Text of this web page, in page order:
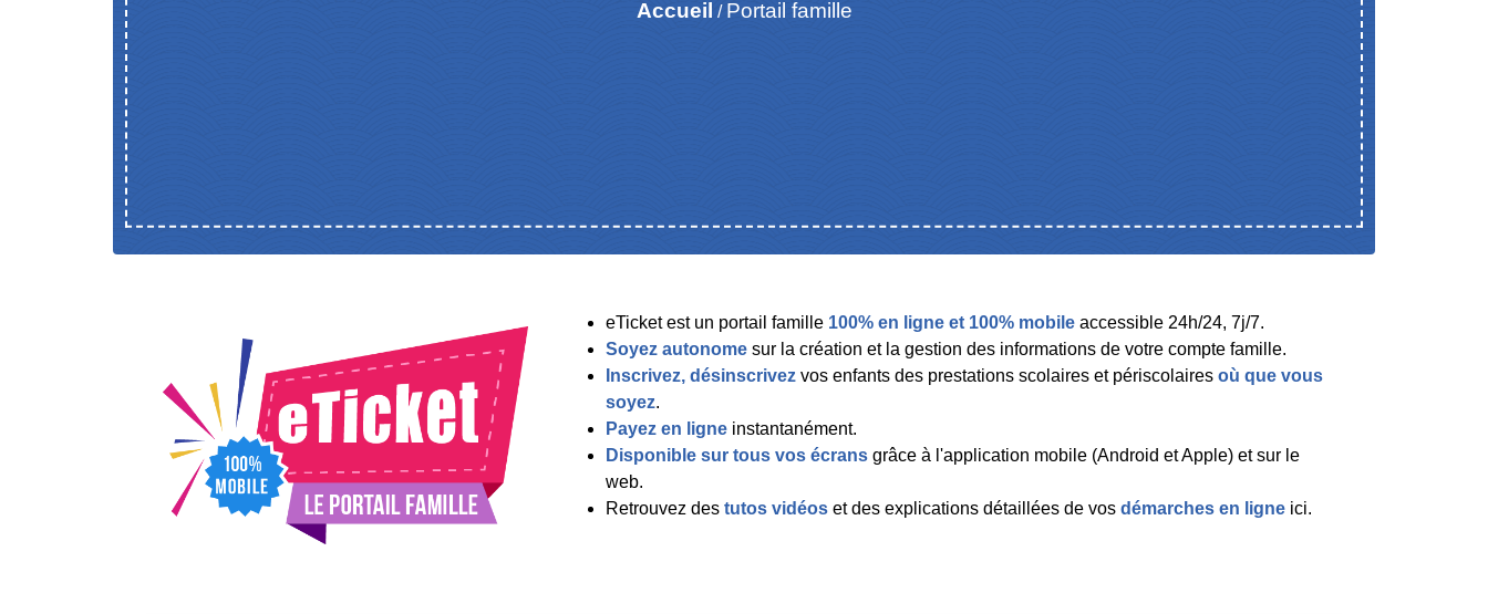
Accueil / Portail famille
eTicket est un portail famille 100% en ligne et 100% mobile accessible 24h/24, 7j/7.
Soyez autonome sur la création et la gestion des informations de votre compte famille.
Inscrivez, désinscrivez vos enfants des prestations scolaires et périscolaires où que vous
soyez.
Payez en ligne instantanément.
Disponible sur tous vos écrans grâce à l'application mobile (Android et Apple) et sur le
web.
Retrouvez des tutos vidéos et des explications détaillées de vos démarches en ligne ici.